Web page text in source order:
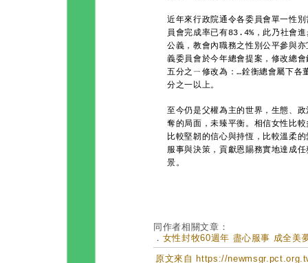
近年來行政院通令各委員會單一性
員會完成率已有83.4%，此乃社會
公義，教會內職務之性別公平參與
義委員會於今年總會提案，修改總
五分之ㄧ修改為：…銓衡總會屬下各
分之一以上。
至今仍是父權為主的世界，生態、
奪的局面，未臻平衡。相信女性比
比較堅韌的信心與持恆，比較溫柔
服事與決策，貢獻恩賜務實地達成
景。
同作者相關文章：
． 女性封牧60週年 盡心服事 成全美
原文來自 https://